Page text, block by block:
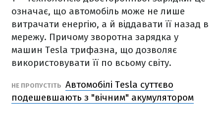
означає, що автомобіль може не лише
витрачати енергію, а й віддавати її назад в
мережу. Причому зворотна зарядка у
машин Tesla трифазна, що дозволяє
використовувати її по всьому світу.
НЕ ПРОПУСТІТЬ Автомобілі Tesla суттєво
подешевшають з "вічним" акумулятором